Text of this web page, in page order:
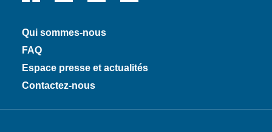
Qui sommes-nous
FAQ
Espace presse et actualités
Contactez-nous